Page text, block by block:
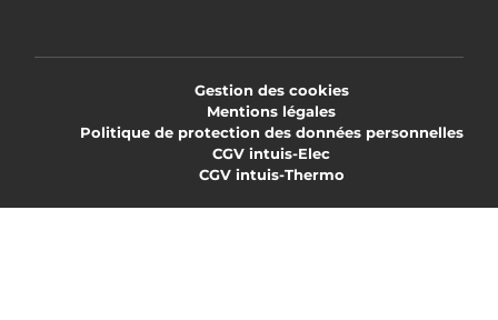
Gestion des cookies
Mentions légales
Politique de protection des données personnelles
CGV intuis-Elec
CGV intuis-Thermo